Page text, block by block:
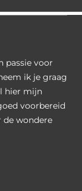
passie voor
ik je graag
hier mijn
voorbereid
wondere